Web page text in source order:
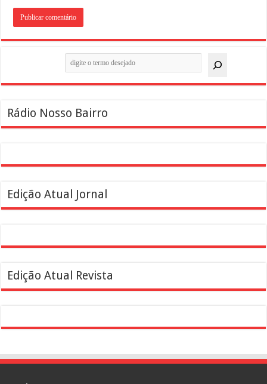
Rádio Nosso Bairro
Edição Atual Jornal
Edição Atual Revista